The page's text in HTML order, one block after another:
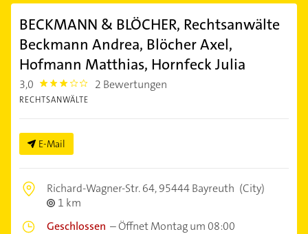
BECKMANN & BLÖCHER, Rechtsanwälte
Beckmann Andrea, Blöcher Axel,
Hofmann Matthias, Hornfeck Julia
3,0 3.0 2 Bewertungen
RECHTSANWÄLTE
E-Mail
Richard-Wagner-Str. 64,95444 Bayreuth (City)
1 km
Geschlossen –Öffnet Montag um 08:00